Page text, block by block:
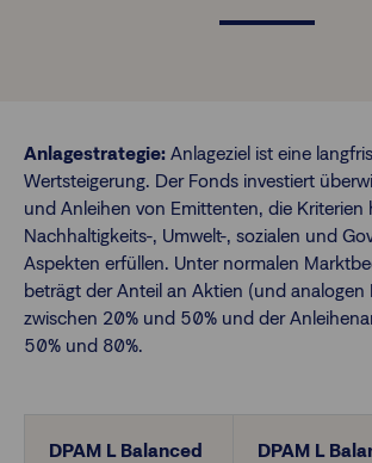
Finanzberatende
Anlegende
Newsletter
Anlagestrategie: Anlageziel ist eine
Wertsteigerung. Der Fonds investiert
und Anleihen von Emittenten, die Kriterien
Nachhaltigkeits-, Umwelt-, sozialen und
Aspekten erfüllen. Unter normalen
beträgt der Anteil an Aktien (und analogen
zwischen 20% und 50% und der
50% und 80%.
DPAM L Balanced
DPAM L